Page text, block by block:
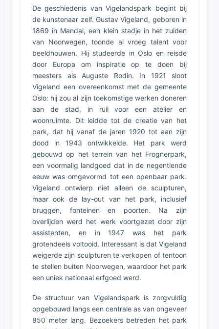
De geschiedenis van Vigelandspark begint bij
de kunstenaar zelf. Gustav Vigeland, geboren in
1869 in Mandal, een klein stadje in het zuiden
van Noorwegen, toonde al vroeg talent voor
beeldhouwen. Hij studeerde in Oslo en reisde
door Europa om inspiratie op te doen bij
meesters als Auguste Rodin. In 1921 sloot
Vigeland een overeenkomst met de gemeente
Oslo: hij zou al zijn toekomstige werken doneren
aan de stad, in ruil voor een atelier en
woonruimte. Dit leidde tot de creatie van het
park, dat hij vanaf de jaren 1920 tot aan zijn
dood in 1943 ontwikkelde. Het park werd
gebouwd op het terrein van het Frognerpark,
een voormalig landgoed dat in de negentiende
eeuw was omgevormd tot een openbaar park.
Vigeland ontwierp niet alleen de sculpturen,
maar ook de lay-out van het park, inclusief
bruggen, fonteinen en poorten. Na zijn
overlijden werd het werk voortgezet door zijn
assistenten, en in 1947 was het park
grotendeels voltooid. Interessant is dat Vigeland
weigerde zijn sculpturen te verkopen of tentoon
te stellen buiten Noorwegen, waardoor het park
een uniek nationaal erfgoed werd.
De structuur van Vigelandspark is zorgvuldig
opgebouwd langs een centrale as van ongeveer
850 meter lang. Bezoekers betreden het park